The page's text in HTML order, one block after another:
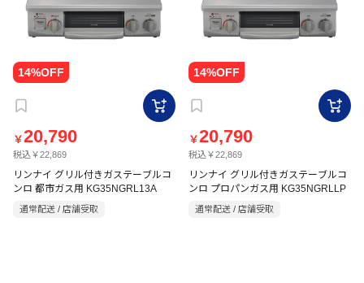
￥20,790
税込￥22,869
リンナイ グリル付きガステーブルコ
ンロ 都市ガス用 KG35NGRL13A
通常配送 / 店舗受取
￥20,790
税込￥22,869
リンナイ グリル付きガステーブルコ
ンロ プロパンガス用 KG35NGRLLP
通常配送 / 店舗受取